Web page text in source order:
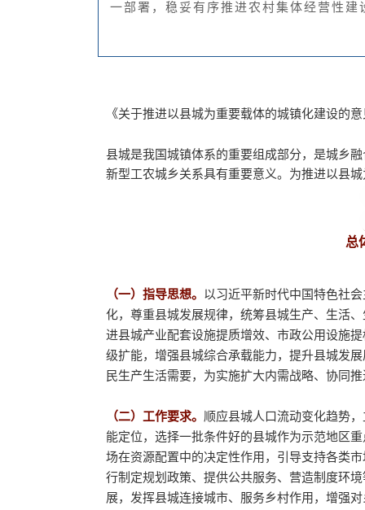
一部署，稳妥有序推进农村集体经营性建
《关于推进以县城为重要载体的城镇化建设的
县城是我国城镇体系的重要组成部分，是城乡
新型工农城乡关系具有重要意义。为推进以县
总
（一）指导思想。 以习近平新时代中国特色社
化，尊重县城发展规律，统筹县城生产、生活
进县城产业配套设施提质增效、市政公用设施
级扩能，增强县城综合承载能力，提升县城发
民生产生活需要，为实施扩大内需战略、协同
（二）工作要求。 顺应县城人口流动变化趋势
能定位，选择一批条件好的县城作为示范地区
场在资源配置中的决定性作用，引导支持各类
行制定规划政策、提供公共服务、营造制度环
展，发挥县城连接城市、服务乡村作用，增强